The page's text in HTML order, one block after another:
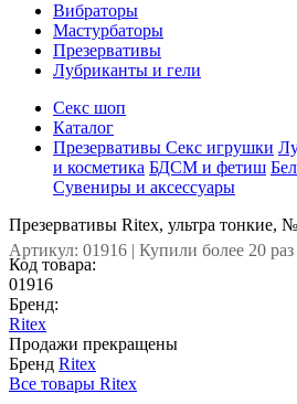
Вибраторы
Мастурбаторы
Презервативы
Лубриканты и гели
Секс шоп
Каталог
Презервативы Секс игрушки
и косметика БДСМ и фетиш
Сувениры и аксессуары
Презервативы Ritex, ультра тонкие,
Артикул: 01916 | Купили более 20 раз
Код товара:
01916
Бренд:
Ritex
Продажи прекращены
Бренд Ritex
Все товары Ritex